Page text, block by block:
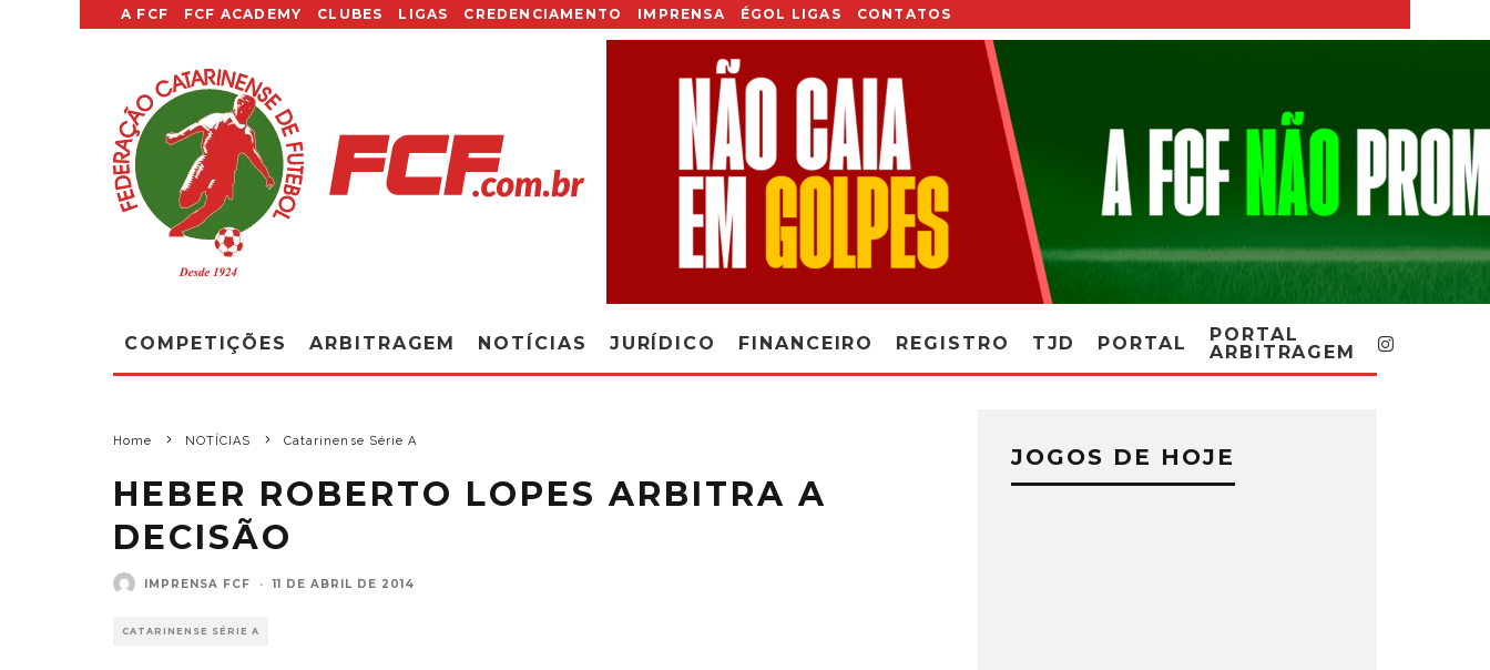
A FCF FCF ACADEMY CLUBES LIGAS CREDENCIAMENTO IMPRENSA ÉGOL LIGAS CONTATOS
COMPETIÇÕES ARBITRAGEM NOTÍCIAS JURÍDICO FINANCEIRO REGISTRO TJD PORTAL
PORTAL
ARBITRAGEM
Home NOTÍCIAS Catarinense Série A
HEBER ROBERTO LOPES ARBITRA A
DECISÃO
IMPRENSA FCF · 11 DE ABRIL DE 2014
CATARINENSE SÉRIE A
JOGOS DE HOJE